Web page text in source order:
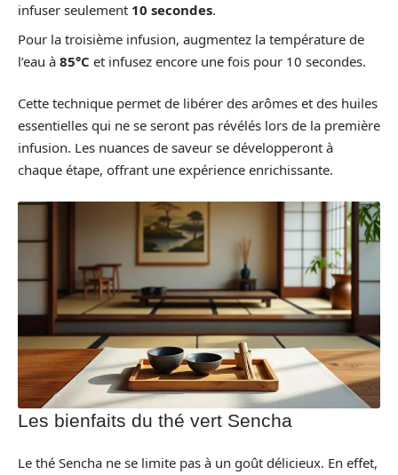
infuser seulement 10 secondes.
Pour la troisième infusion, augmentez la température de
l’eau à 85°C et infusez encore une fois pour 10 secondes.
Cette technique permet de libérer des arômes et des huiles
essentielles qui ne se seront pas révélés lors de la première
infusion. Les nuances de saveur se développeront à
chaque étape, offrant une expérience enrichissante.
Les bienfaits du thé vert Sencha
Le thé Sencha ne se limite pas à un goût délicieux. En effet,